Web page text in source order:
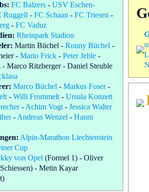
FC Balzers- USV Eschen-
Ruggell - FC Schaan - FC Triesen -
- FC Vaduz
Rheinpark Stadion
Martin Büchel - Ronny Büchel -
- Mario Frick- Peter Jehle-
- Marco Ritzberger- Daniel Steuble
Marco Büchel - Markus Foser-
- Willi Frommelt- Ursula Konzett
- Achim Vogt- Jessica Walter
- Andreas Wenzel - Hanni
Alpin-Marathon Liechtenstein
Cup
von Opel (Formel 1) - Oliver
- Metin Kayar